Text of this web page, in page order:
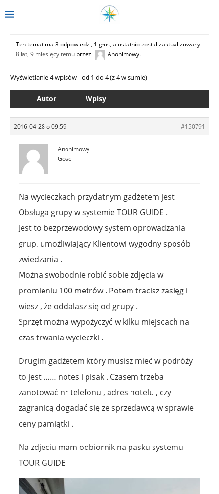
Ten temat ma 3 odpowiedzi, 1 głos, a ostatnio został zaktualizowany
8 lat, 9 miesięcy temu przez Anonimowy.
Wyświetlanie 4 wpisów - od 1 do 4 (z 4 w sumie)
Autor Wpisy
2016-04-28 o 09:59 #150791
Anonimowy
Gość
Na wycieczkach przydatnym gadżetem jest
Obsługa grupy w systemie TOUR GUIDE .
Jest to bezprzewodowy system oprowadzania
grup, umożliwiający Klientowi wygodny sposób
zwiedzania .
Można swobodnie robić sobie zdjęcia w
promieniu 100 metrów . Potem tracisz zasięg i
wiesz , że oddalasz się od grupy .
Sprzęt można wypożyczyć w kilku miejscach na
czas trwania wycieczki .
Drugim gadżetem który musisz mieć w podróży
to jest …… notes i pisak . Czasem trzeba
zanotować nr telefonu , adres hotelu , czy
zagranicą dogadać się ze sprzedawcą w sprawie
ceny pamiątki .
Na zdjęciu mam odbiornik na pasku systemu
TOUR GUIDE